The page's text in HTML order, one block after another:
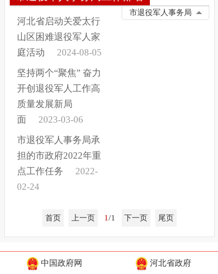
市退役军人事务局
河北省启动关爱太行
山区困难退役军人家
庭活动
2024-08-05
坚持两个“聚焦” 奋力
开创退役军人工作高
质量发展新局
面
2023-03-06
市退役军人事务局承
担的市政府2022年重
点工作任务
2022-
02-24
首页 上一页 1/1 下一页 尾页
中国政府网 河北省政府